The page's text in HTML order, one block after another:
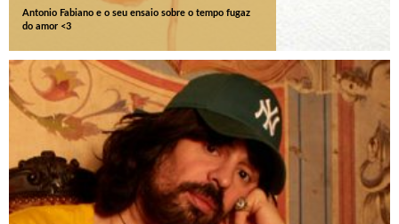
Antonio Fabiano e o seu ensaio sobre o tempo fugaz
do amor <3